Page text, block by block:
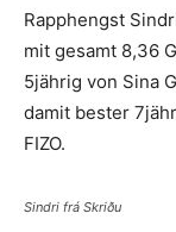
Rapphengst
mit gesamt 8,36
5jährig von Sina
damit bester
FIZO.
Sindri frá Skriðu